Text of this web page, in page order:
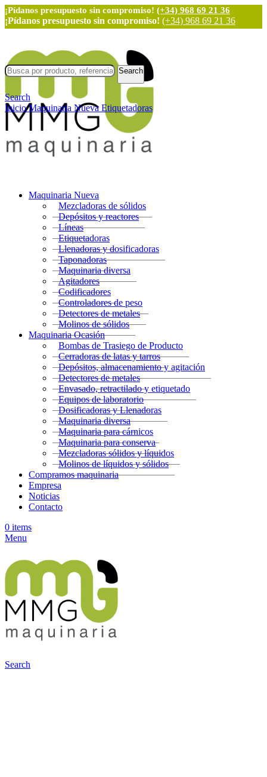
¡Pídanos presupuesto sin compromiso! (+34) 968 69 21 36
¡Pídanos presupuesto sin compromiso! (+34) 968 69 21 36
Maquinaria Nueva
Mezcladoras de sólidos
Depósitos y reactores
Líneas
Etiquetadoras
Llenadoras y dosificadoras
Taponadoras
Maquinaria diversa
Agitadores
Codificadores
Controladores de peso
Detectores de metales
Molinos de sólidos
Maquinaria Ocasión
Bombas de Trasiego de Producto
Cerradoras de latas y tarros
Depósitos, almacenamiento y agitación
Detectores de metales
Envasado, retractilado y etiquetado
Equipos de laboratorio
Dosificadoras y Llenadoras
Maquinaria diversa
Maquinaria para cárnicos
Maquinaria para conserva
Mezcladoras sólidos y líquidos
Molinos de líquidos y sólidos
Compramos maquinaria
Empresa
Noticias
Contacto
0 items
Menu
Search
Search
Search
InicioMaquinaria NuevaEtiquetadoras